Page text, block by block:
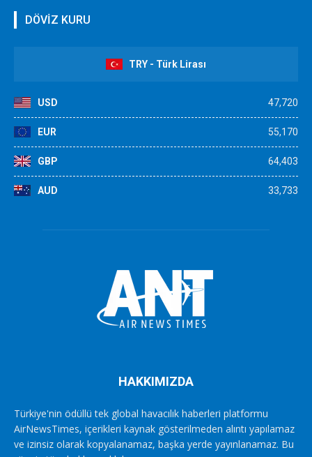
DÖVİZ KURU
TRY - Türk Lirası
USD 47,720
EUR 55,170
GBP 64,403
AUD 33,733
HAKKIMIZDA
Türkiye'nin ödüllü tek global havacılık haberleri platformu
AirNewsTimes, içerikleri kaynak gösterilmeden alıntı yapılamaz
ve izinsiz olarak kopyalanamaz, başka yerde yayınlanamaz. Bu